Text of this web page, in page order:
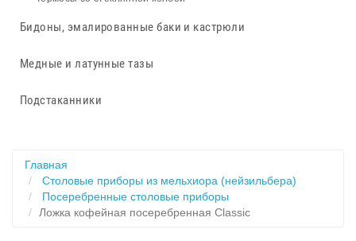
Бидоны, эмалированные баки и кастрюли
Медные и латунные тазы
Подстаканники
Главная
Столовые приборы из мельхиора (нейзильбера)
Посеребренные столовые приборы
Ложка кофейная посеребренная Classic